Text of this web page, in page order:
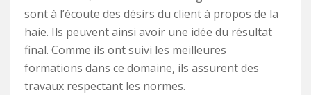
sont à l’écoute des désirs du client à propos de la
haie. Ils peuvent ainsi avoir une idée du résultat
final. Comme ils ont suivi les meilleures
formations dans ce domaine, ils assurent des
travaux respectant les normes.